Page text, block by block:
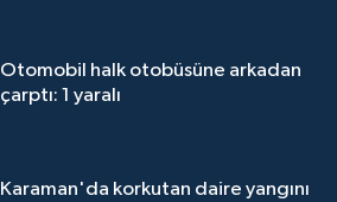
Otomobil halk otobüsüne arkadan
çarptı: 1 yaralı
Karaman'da korkutan daire yangını